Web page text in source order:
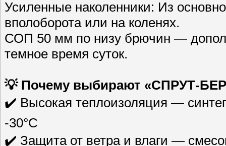
Усиленные наколенники: Из
вполоборота или на коленях.
СОП 50 мм по низу брючин —
темное время суток.
💡 Почему выбирают «СПРУТ-
✔️ Высокая теплоизоляция —
-30°C
✔️ Защита от ветра и влаги —